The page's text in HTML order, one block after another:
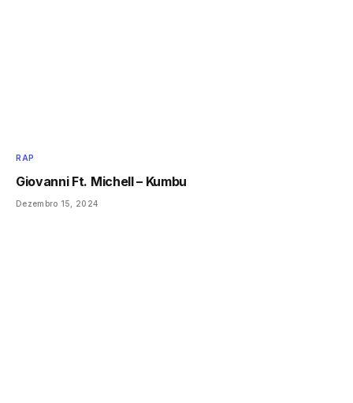
RAP
Giovanni Ft. Michell – Kumbu
Dezembro 15, 2024